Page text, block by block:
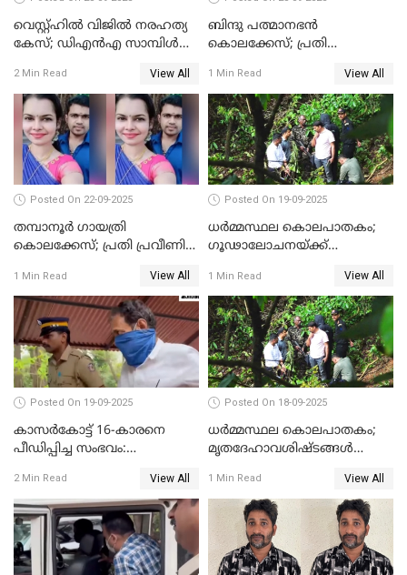
വെസ്റ്റ്ഹിൽ വിജിൽ നരഹത്യ
കേസ്; ഡിഎൻഎ സാമ്പിൾ
2 Min Read View All
ബിന്ദു പത്മാനഭന്‍
കൊലക്കേസ്; പ്രതി
രേഖപ്പെടുത്തി
1 Min Read View All
Posted On 22-09-2025
തമ്പാനൂര്‍ ഗായത്രി
കൊലക്കേസ്; പ്രതി പ്രവീണിന്
ലക്ഷം രൂപ പിഴയും
1 Min Read View All
Posted On 19-09-2025
ധർമ്മസ്ഥല കൊലപാതകം;
ഗൂഢാലോചനയ്ക്ക്
1 Min Read View All
Posted On 19-09-2025
കാസർകോട്ട് 16-കാരനെ
പീഡിപ്പിച്ച സംഭവം:
ഇടപാടുകൾ നടന്നതായി
പൊലീസ്
2 Min Read View All
Posted On 18-09-2025
ധർമ്മസ്ഥല കൊലപാതകം;
മൃതദേഹാവശിഷ്ടങ്ങൾ
1 Min Read View All